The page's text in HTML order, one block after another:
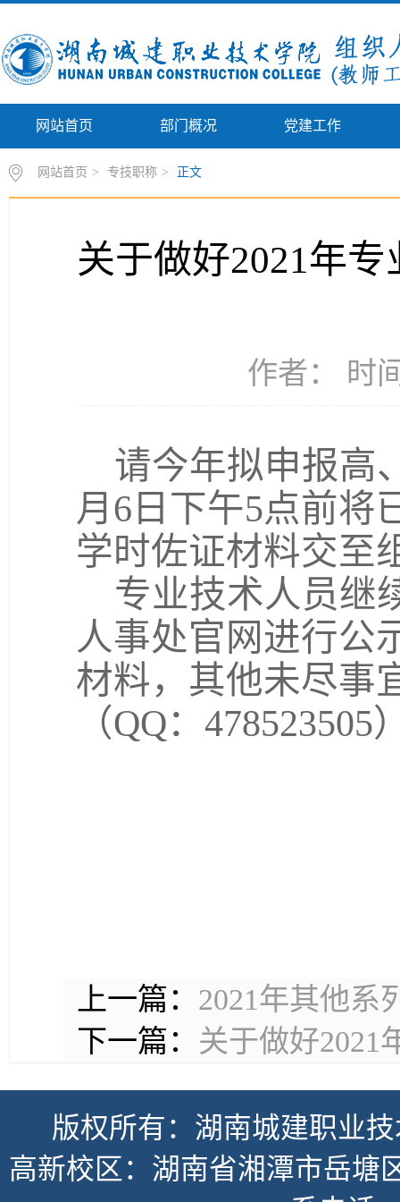
网站首页 部门概况 党建工作
网站首页 > 专技职称 > 正文
关于做好2021年
作者： 时
请今年拟申报高
月6日下午5点前将
学时佐证材料交至
专业技术人员继
人事处官网进行公
材料，其他未尽事
（QQ：478523505
上一篇： 2021年其他系
下一篇： 关于做好2021
版权所有：湖南城建职业
高新校区：湖南省湘潭市岳